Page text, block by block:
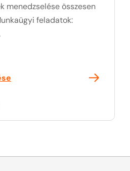
menedzselése összesen
feladatok: